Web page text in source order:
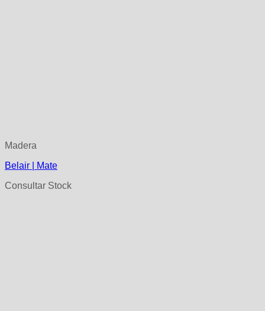
Madera
Belair | Mate
Consultar Stock